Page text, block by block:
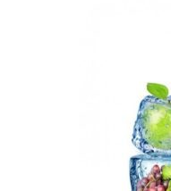
Important : Concentré
Découvrez les autres
Obtenez des réductions ou
ou